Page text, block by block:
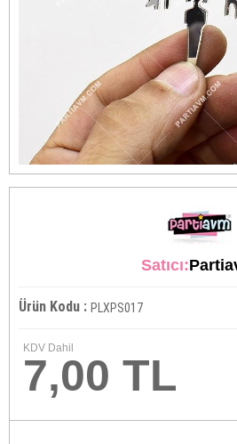
Satıcı:
Ürün Kodu : PLXPS017
KDV Dahil
7,00 TL